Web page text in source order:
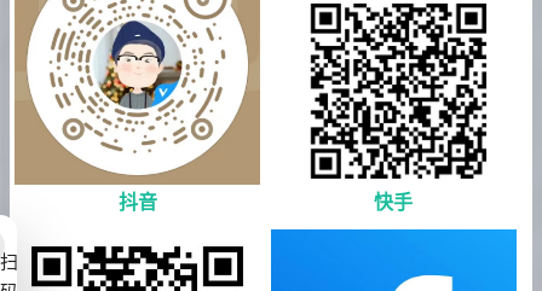
抖音 快手
扫